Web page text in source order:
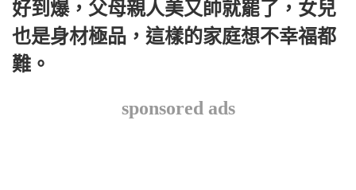
好到爆，父母親人美又帥就罷了，女兒
也是身材極品，這樣的家庭想不幸福都
難。
sponsored ads